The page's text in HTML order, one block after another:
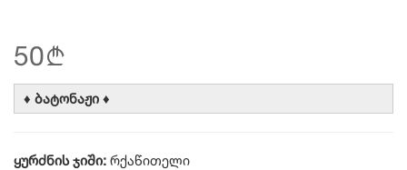
50b
♦ ბატონაჟი ♦
ყურძნის ჯიში: რქაწითელი